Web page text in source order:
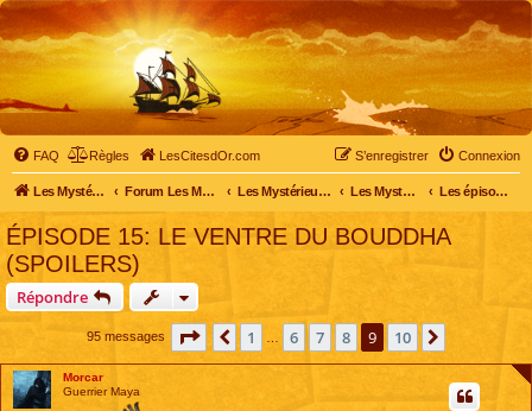
FAQ Règles LesCitesdOr.com Connexion
S’enregistrer
Les Mystérieuses Cités d'Or - LesCitesdOr.com Forum Les Mystérieuses Cités d'Or Les Mystérieuses Cités d'Or Les Mystérieuses Cités d'Or : saison 2 (2013) Les épisodes de la saison 2
ÉPISODE 15: LE VENTRE DU BOUDDHA
(SPOILERS)
Répondre
95 messages Page sur 10
Précédente
1 6 7 8 9 10
Morcar
Guerrier Maya